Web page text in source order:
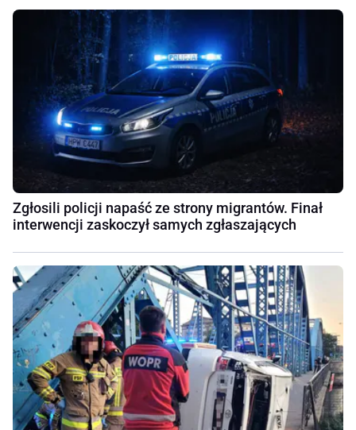
Zgłosili policji napaść ze strony migrantów. Finał
interwencji zaskoczył samych zgłaszających